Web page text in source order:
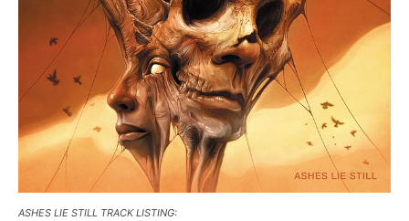
ASHES LIE STILL TRACK LISTING: